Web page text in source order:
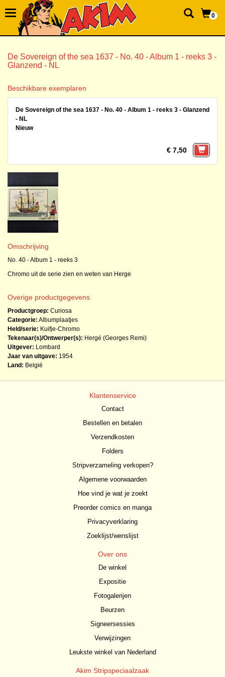
0
De Sovereign of the sea 1637 - No. 40 - Album 1 - reeks 3 -
Glanzend - NL
Beschikbare exemplaren
De Sovereign of the sea 1637 - No. 40 - Album 1 - reeks 3 - Glanzend
- NL
Nieuw
€ 7,50
Omschrijving
No. 40 - Album 1 - reeks 3
Chromo uit de serie zien en weten van Herge
Overige productgegevens
Productgroep: Curiosa
Categorie: Albumplaatjes
Held/serie: Kuifje-Chromo
Tekenaar(s)/Ontwerper(s): Hergé (Georges Remi)
Uitgever: Lombard
Jaar van uitgave: 1954
Land: België
Klantenservice
Contact
Bestellen en betalen
Verzendkosten
Folders
Stripverzameling verkopen?
Algemene voorwaarden
Hoe vind je wat je zoekt
Preorder comics en manga
Privacyverklaring
Zoeklijst/wenslijst
Over ons
De winkel
Expositie
Fotogalerijen
Beurzen
Signeersessies
Verwijzingen
Leukste winkel van Nederland
Akim Stripspeciaalzaak